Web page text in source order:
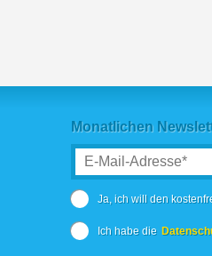
Monatlichen
Ja, ich will den
Ich habe die